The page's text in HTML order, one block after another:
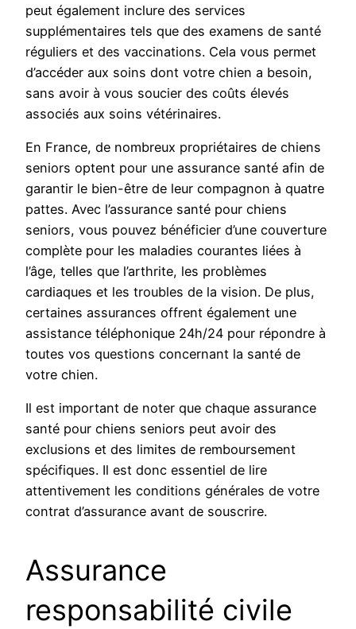
peut également inclure des services
supplémentaires tels que des examens de santé
réguliers et des vaccinations. Cela vous permet
d’accéder aux soins dont votre chien a besoin,
sans avoir à vous soucier des coûts élevés
associés aux soins vétérinaires.
En France, de nombreux propriétaires de chiens
seniors optent pour une assurance santé afin de
garantir le bien-être de leur compagnon à quatre
pattes. Avec l’assurance santé pour chiens
seniors, vous pouvez bénéficier d’une couverture
complète pour les maladies courantes liées à
l’âge, telles que l’arthrite, les problèmes
cardiaques et les troubles de la vision. De plus,
certaines assurances offrent également une
assistance téléphonique 24h/24 pour répondre à
toutes vos questions concernant la santé de
votre chien.
Il est important de noter que chaque assurance
santé pour chiens seniors peut avoir des
exclusions et des limites de remboursement
spécifiques. Il est donc essentiel de lire
attentivement les conditions générales de votre
contrat d’assurance avant de souscrire.
Assurance
responsabilité civile